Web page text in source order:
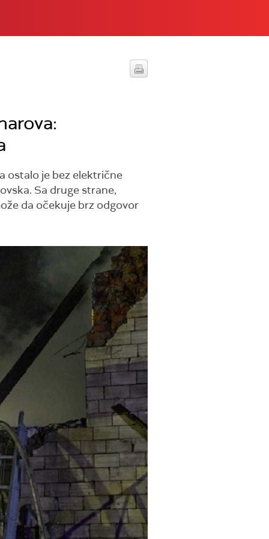
ostalo je bez električne
Sa druge strane,
da očekuje brz odgovor